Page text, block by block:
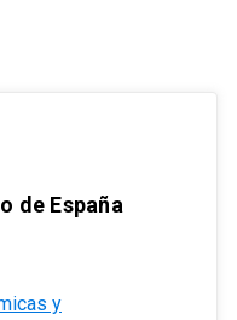
de España
y